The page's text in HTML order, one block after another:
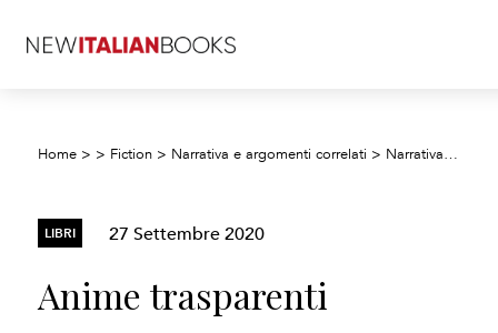
Home > > Fiction > Narrativa e argomenti correlati > Narrativa poliziesca e libri gialli
LIBRI 27 Settembre 2020
Anime trasparenti